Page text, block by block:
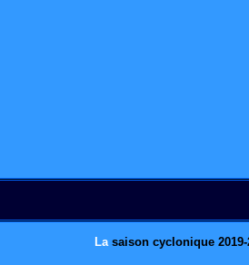
La saison cyclonique 2019-